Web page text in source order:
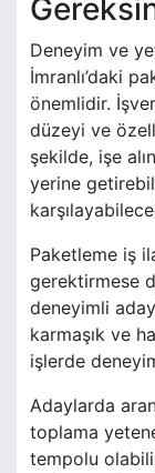
Deneyim ve
İmranlı’daki
önemlidir.
düzeyi ve
şekilde, işe
yerine
Paketleme iş
gerektirmese
deneyimli
karmaşık ve
işlerde
Adaylarda
toplama
tempolu